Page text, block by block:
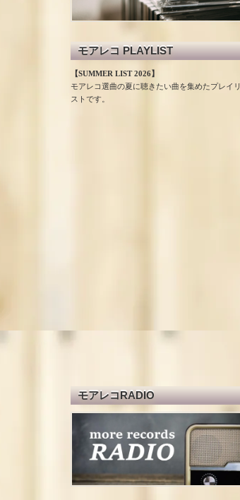
モアレコ PLAYLIST
【SUMMER LIST 2026】
モアレコ選曲の夏に聴きたい曲を集めたプレイリ
ストです。
モアレコRADIO